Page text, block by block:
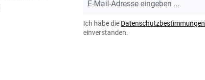
Mail-
*
Ich habe die Datenschutzbestimmungen
einverstanden.